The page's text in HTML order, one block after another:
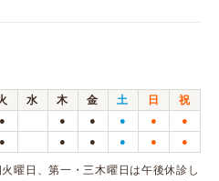
水 木 金 土 日
祝
● ● ● ● ● ●
● ● ● ● ● ●
日、第一・三木曜日は午後休診し